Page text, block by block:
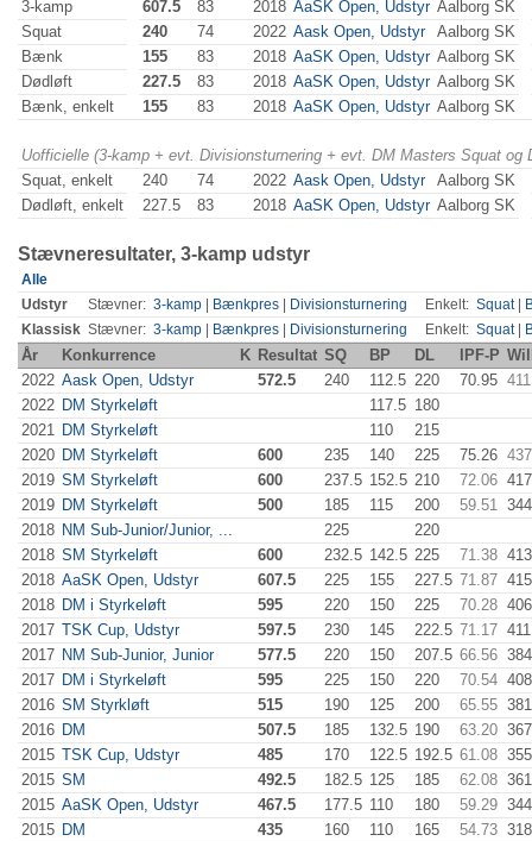
3-kamp
607.5 83 2018 AaSK Open, Udstyr Aalborg SK
Squat
240 74 2022 Aask Open, Udstyr
Aalborg SK
Bænk
155 83 2018 AaSK Open, Udstyr Aalborg SK
Dødløft
227.5 83 2018 AaSK Open, Udstyr Aalborg SK
Bænk, enkelt
155 83 2018 AaSK Open, Udstyr Aalborg SK
Uofficielle (3-kamp + evt. Divisionsturnering + evt. DM Masters Squat
Squat, enkelt
240 74 2022 Aask Open, Udstyr
Aalborg SK
Dødløft, enkelt
227.5 83 2018 AaSK Open, Udstyr Aalborg SK
Stævneresultater, 3-kamp udstyr
Alle
Udstyr
Stævner: 3-kamp Bænkpres Divisionsturnering Enkelt: Squat|
Klassisk Stævner: 3-kamp Bænkpres Divisionsturnering Enkelt: Squat|
År Konkurrence K Resultat SQ BP DL IPF-P
2022 Aask Open, Udstyr 572.5 240 112.5 220 70.95
2022 DM Styrkeløft 117.5 180
2021 DM Styrkeløft 110
215
2020 DM Styrkeløft 600 235 140 225 75.26
2019 SM Styrkeløft 600 237.5 152.5 210 72.06
2019 DM Styrkeløft 500 185 115 200 59.51
2018 NM Sub-Junior/Junior, ... 225
220
2018 SM Styrkeløft 600 232.5 142.5 225 71.38
2018 AaSK Open, Udstyr 607.5 225 155 227.5 71.87
2018 DM i Styrkeløft 595 220 150 225 70.28
2017 TSK Cup, Udstyr 597.5 230 145 222.5 71.17
2017 NM Sub-Junior, Junior 577.5 220 150 207.5 66.56
2017 DM i Styrkeløft 595 225 150 220 70.54
2016 SM Styrkløft 515 190 125 200 65.55
2016 DM 507.5 185 132.5 190 63.20
2015 TSK Cup, Udstyr 485 170 122.5 192.5 61.08
2015 SM 492.5 182.5 125 185 62.08
2015 AaSK Open, Udstyr 467.5 177.5 110 180 59.29
2015 DM 435 160 110 165 54.73